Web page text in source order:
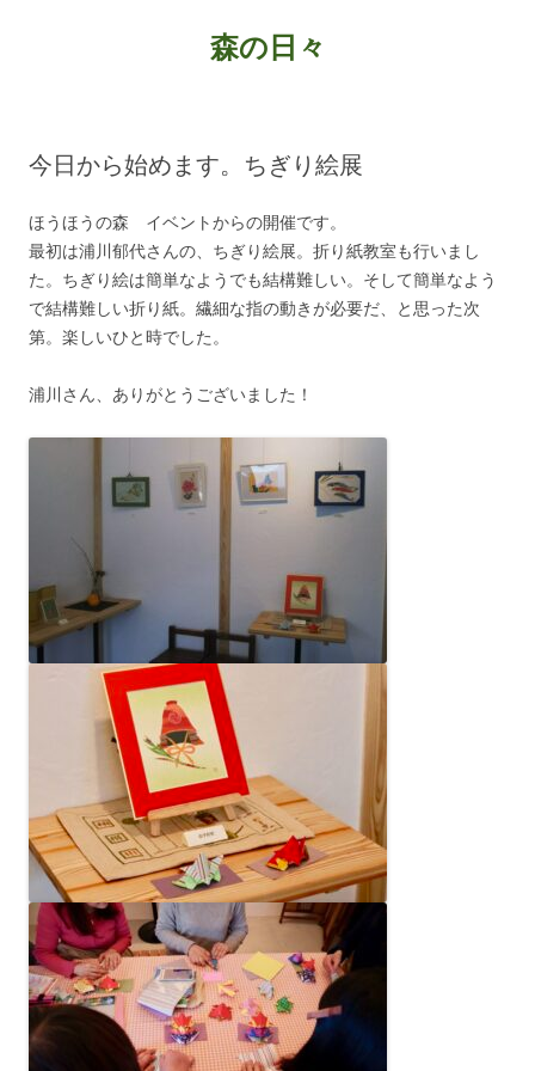
森の日々
ン
ツ
へ
キ
ッ
プ
今日から始めます。ちぎり絵展
ほうほうの森 イベントからの開催です。
最初は浦川郁代さんの、ちぎり絵展。折り紙教室も行いまし
た。ちぎり絵は簡単なようでも結構難しい。そして簡単なよう
で結構難しい折り紙。繊細な指の動きが必要だ、と思った次
第。楽しいひと時でした。
浦川さん、ありがとうございました！